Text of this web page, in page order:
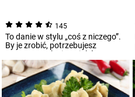
145
To danie w stylu „coś z niczego”.
By je zrobić, potrzebujesz
ugotowanych ziemniaków, mogą
być te...